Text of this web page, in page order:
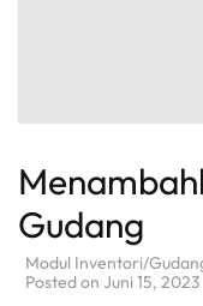
Gudang
Modul Inventori/
Posted on Juni 15, 2023